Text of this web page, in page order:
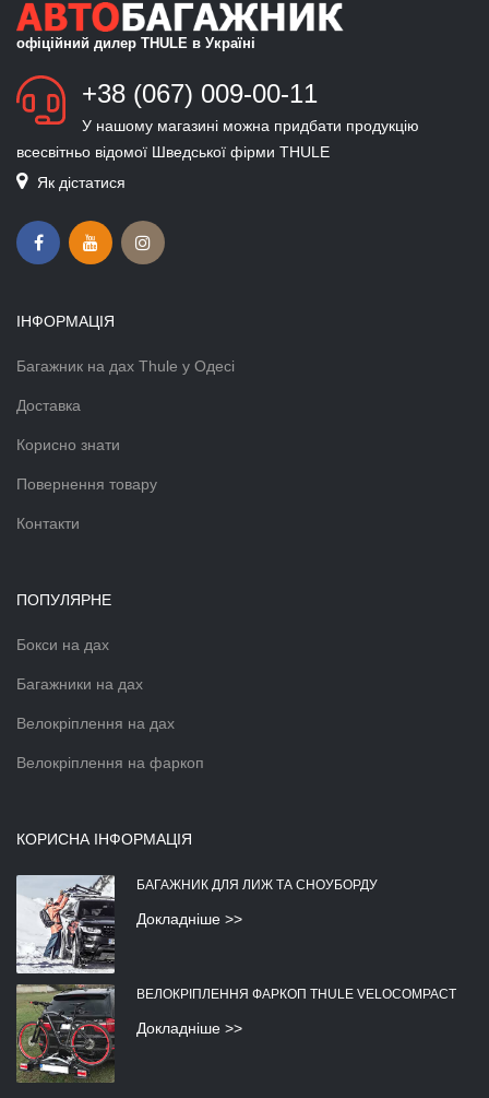
офіційний дилер THULE в Україні
+38 (067) 009-00-11
У нашому магазині можна придбати продукцію
всесвітньо відомої Шведської фірми THULE
Як дістатися
ІНФОРМАЦІЯ
Багажник на дах Thule у Одесі
Доставка
Корисно знати
Повернення товару
Контакти
ПОПУЛЯРНЕ
Бокси на дах
Багажники на дах
Велокріплення на дах
Велокріплення на фаркоп
КОРИСНА ІНФОРМАЦІЯ
БАГАЖНИК ДЛЯ ЛИЖ ТА СНОУБОРДУ
Докладніше >>
ВЕЛОКРІПЛЕННЯ ФАРКОП THULE VELOCOMPACT
Докладніше >>